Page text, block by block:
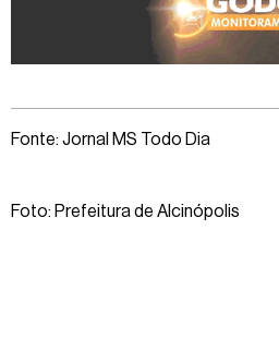
Fonte: Jornal MS Todo Dia
Foto: Prefeitura de Alcinópolis